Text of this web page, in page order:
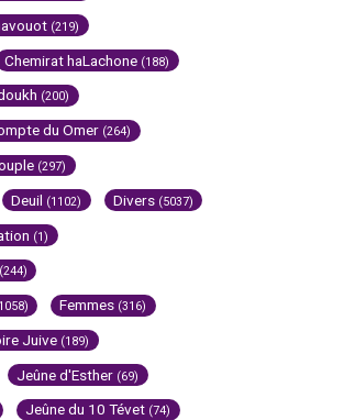
(219)
Chemirat haLachone (188)
(200)
du Omer (264)
(297)
Deuil (1102) Divers (5037)
(1)
(244)
Femmes (316)
Juive (189)
Jeûne d'Esther (69)
Jeûne du 10 Tévet (74)